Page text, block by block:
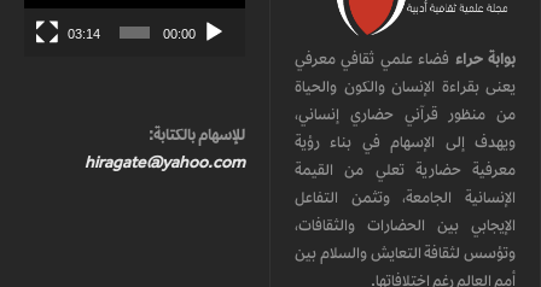
بوابة حراء فضاء علمي ثقافي معرفي
يعنى بقراءة الإنسان والكون والحياة
من منظور قرآني حضاري إنساني،
ويهدف إلى الإسهام في بناء رؤية
معرفية حضارية تعلي من القيمة
الإنسانية الجامعة، وتثمن التفاعل
الإيجابي بين الحضارات والثقافات،
وتؤسس لثقافة التعايش والسلام بين
أمم العالم رغم اختلافاتها.
00:00
03:14
للإسهام بالكتابة:
hiragate@yahoo.com